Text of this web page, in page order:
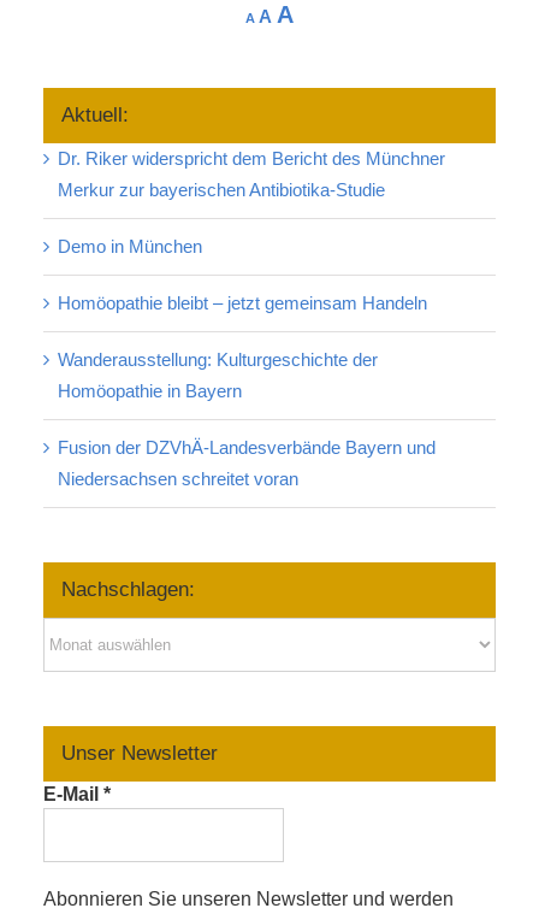
A Decrease
A Reset
A
Aktuell:
Dr. Riker widerspricht dem Bericht des Münchner
Merkur zur bayerischen Antibiotika-Studie
Demo in München
Homöopathie bleibt – jetzt gemeinsam Handeln
Wanderausstellung: Kulturgeschichte der
Homöopathie in Bayern
Fusion der DZVhÄ-Landesverbände Bayern und
Niedersachsen schreitet voran
Nachschlagen:
Unser Newsletter
E-Mail *
Abonnieren Sie unseren Newsletter und werden